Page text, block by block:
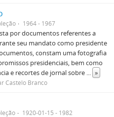
1964 - 1967
por documentos referentes a
seu mandato como presidente
constam uma fotografia
presidenciais, bem como
e recortes de jornal sobre ... »
Castelo Branco
1920-01-15 - 1982